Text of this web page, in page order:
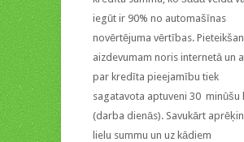
iegūt ir 90% no automašīnas
novērtējuma vērtības.
aizdevumam noris internetā un
par kredīta pieejamību tiek
sagatavota aptuveni 30 minūšu
(darba dienās). Savukārt
lielu summu un uz kādiem